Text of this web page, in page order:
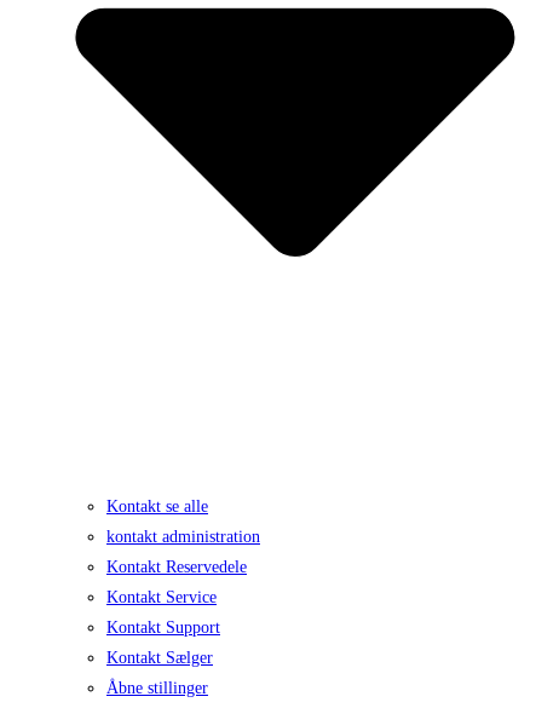
Kontakt se alle
kontakt administration
Kontakt Reservedele
Kontakt Service
Kontakt Support
Kontakt Sælger
Åbne stillinger